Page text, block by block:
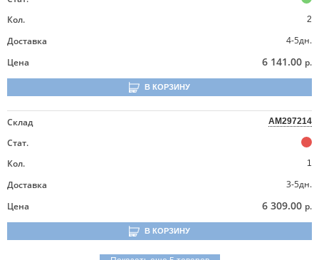
Кол.
2
Доставка
4-5дн.
Цена
6 141.00 р.
В КОРЗИНУ
Склад AM297214
Стат.
Кол.
1
Доставка
3-5дн.
Цена
6 309.00 р.
В КОРЗИНУ